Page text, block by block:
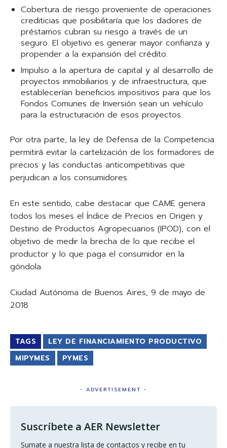
Cobertura de riesgo proveniente de operaciones
crediticias que posibilitaría que los dadores de
préstamos cubran su riesgo a través de un
seguro. El objetivo es generar mayor confianza y
propender a la expansión del crédito.
Impulso a la apertura de capital y al desarrollo de
proyectos inmobiliarios y de infraestructura, que
establecerían beneficios impositivos para que los
Fondos Comunes de Inversión sean un vehículo
para la estructuración de esos proyectos.
Por otra parte, la ley de Defensa de la Competencia
permitirá evitar la cartelización de los formadores de
precios y las conductas anticompetitivas que
perjudican a los consumidores.
En este sentido, cabe destacar que CAME genera
todos los meses el Índice de Precios en Origen y
Destino de Productos Agropecuarios (IPOD), con el
objetivo de medir la brecha de lo que recibe el
productor y lo que paga el consumidor en la
góndola.
Ciudad Autónoma de Buenos Aires, 9 de mayo de
2018
TAGS
LEY DE FINANCIAMIENTO PRODUCTIVO
MIPYMES
PYMES
- ADVERTISEMENT -
Suscríbete a AER Newsletter
Sumate a nuestra lista de contactos y recibe en tu